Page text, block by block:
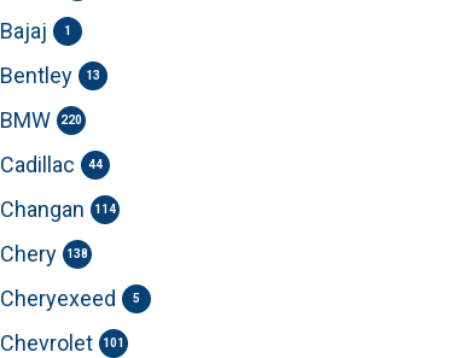
Bajaj 1
Bentley 13
BMW 220
Cadillac 44
Changan 114
Chery 138
Cheryexeed 5
Chevrolet 101